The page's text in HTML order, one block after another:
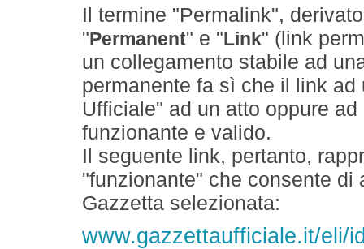
Il termine "Permalink",
" Permanent" e " Link" (link
un collegamento stabile ad
permanente fa sì che il link
Ufficiale" ad un atto oppure
funzionante e valido.
Il seguente link, pertanto,
"funzionante" che consente
Gazzetta selezionata:
www.gazzettaufficiale.it/eli/